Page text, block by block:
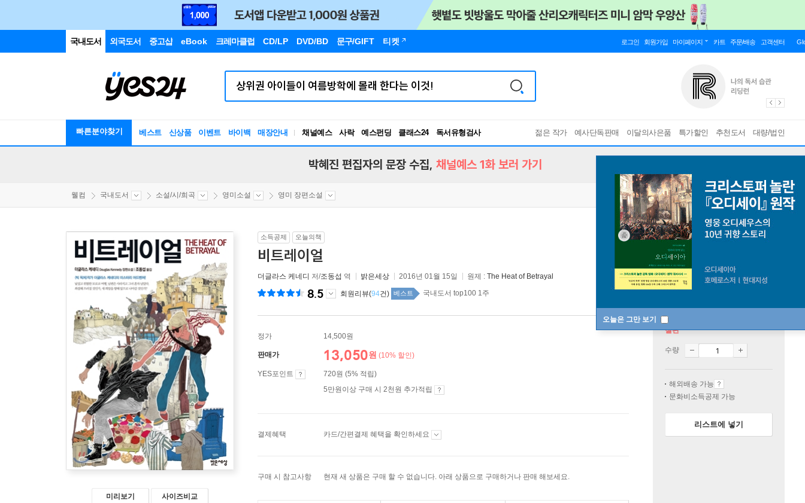
국내도서 외국도서 중고샵 eBook 크레마클럽 CD/LP DVD/BD 문구/GIFT 티켓 로그인 회원가입 마이페이지 카트 주문/배송 고객센터
빠른분야찾기 베스트 신상품 이벤트 바이백 매장안내 채널예스 사락 예스펀딩 클래스24
독서유형검사
RBTI Lab
젊은 작가 예사단독판매 이달의사은품 특가할인 추천도서 대량/법인
오늘은 그만 보기
박혜진 편집자의 문장 수집, 채널예스 1화 보러 가기
웰컴 국내도서 소설/시/희곡 영미소설 영미 장편소설
미리보기 사이즈비교
소득공제 오늘의책
비트레이얼
더글라스 케네디 저/조동섭 역 밝은세상 2016년 01월 15일 원제 : The Heat of Betrayal
8.5 회원리뷰(94건) 베스트 국내도서 top100 1주
정가 14,500원
판매가 13,050원 (10% 할인)
YES포인트
720원 (5% 적립)
5만원이상 구매 시 2천원 추가적립
결제혜택 카드/간편결제 혜택을 확인하세요
구매 시 참고사항 현재 새 상품은 구매 할 수 없습니다. 아래 상품으로 구매하거나 판매 해보세요.
절판
수량
해외배송 가능
문화비소득공제 가능
리스트에 넣기